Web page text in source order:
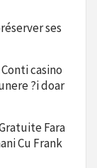
ses
casino
?i doar
Fara
Cu Frank